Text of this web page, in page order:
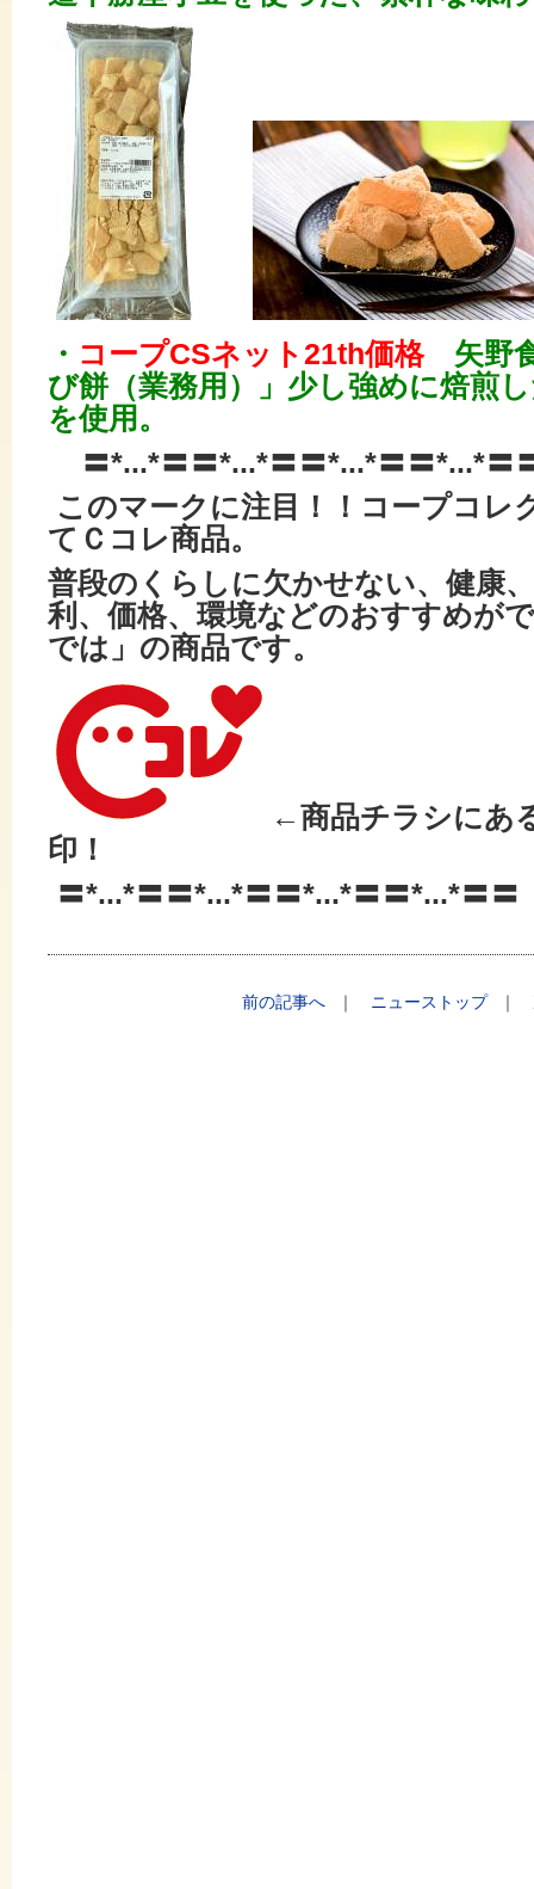
・ コープCSネット21th価格矢野
び餅（業務用）」少し強めに焙煎
を使用。
〓*...*〓〓*...*〓〓*...*〓〓*...*〓
このマークに注目！！コープコレ
てＣコレ商品。
普段のくらしに欠かせない、健康
利、価格、環境などのおすすめが
では」の商品です。
←商品チラシにあ
印！
〓*...*〓〓*...*〓〓*...*〓〓*...*〓〓
前の記事へ ｜ ニューストップ ｜